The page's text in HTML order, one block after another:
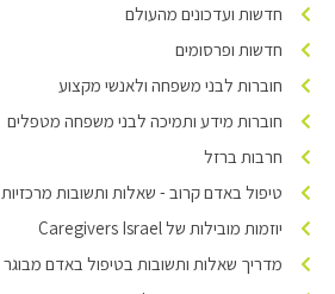
חדשות ועדכונים מהעולם
חדשות ופרסומים
חוברות לבני משפחה ולאנשי מקצוע
חוברות מידע ותמיכה לבני משפחה מטפלים
חרבות ברזל
טיפול באדם קרוב - שאלות ותשובות מרכזיות
יוזמות מובילות של Caregivers Israel
מדריך שאלות ותשובות בטיפול באדם מבוגר